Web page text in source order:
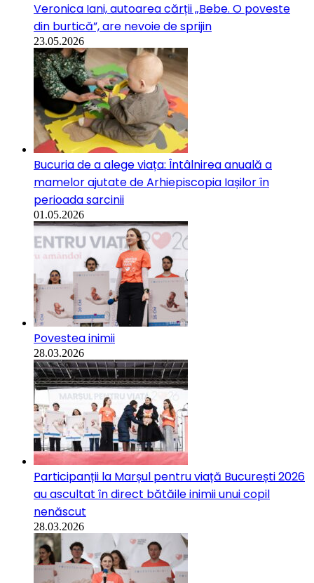
Veronica Iani, autoarea cărții „Bebe. O poveste
din burtică”, are nevoie de sprijin
23.05.2026
Bucuria de a alege viața: Întâlnirea anuală a
mamelor ajutate de Arhiepiscopia Iașilor în
perioada sarcinii
01.05.2026
Povestea inimii
28.03.2026
Participanții la Marșul pentru viață București 2026
au ascultat în direct bătăile inimii unui copil
nenăscut
28.03.2026